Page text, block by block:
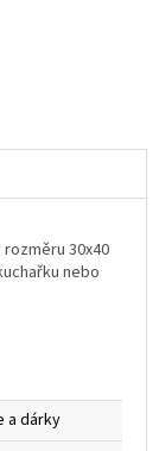
30x40
nebo
a dárky